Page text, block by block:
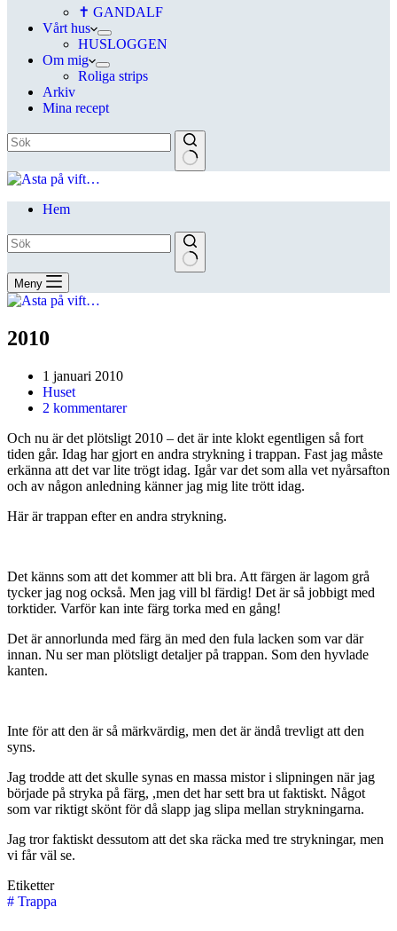
✝ GANDALF
Vårt hus
HUSLOGGEN
Om mig
Roliga strips
Arkiv
Mina recept
Hem
Meny
2010
1 januari 2010
Huset
2 kommentarer
Och nu är det plötsligt 2010 – det är inte klokt egentligen så fort
tiden går. Idag har gjort en andra strykning i trappan. Fast jag måste
erkänna att det var lite trögt idag. Igår var det som alla vet nyårsafton
och av någon anledning känner jag mig lite trött idag.
Här är trappan efter en andra strykning.
Det känns som att det kommer att bli bra. Att färgen är lagom grå
tycker jag nog också. Men jag vill bl färdig! Det är så jobbigt med
torktider. Varför kan inte färg torka med en gång!
Det är annorlunda med färg än med den fula lacken som var där
innan. Nu ser man plötsligt detaljer på trappan. Som den hyvlade
kanten.
Inte för att den är så märkvärdig, men det är ändå trevligt att den
syns.
Jag trodde att det skulle synas en massa mistor i slipningen när jag
började på stryka på färg, ,men det har sett bra ut faktiskt. Något
som var riktigt skönt för då slapp jag slipa mellan strykningarna.
Jag tror faktiskt dessutom att det ska räcka med tre strykningar, men
vi får väl se.
Etiketter
# Trappa